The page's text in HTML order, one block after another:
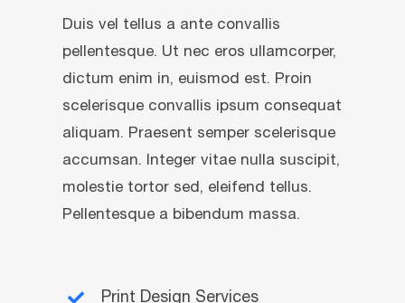
Duis vel tellus a ante convallis
pellentesque. Ut nec eros ullamcorper,
dictum enim in, euismod est. Proin
scelerisque convallis ipsum consequat
aliquam. Praesent semper scelerisque
accumsan. Integer vitae nulla suscipit,
molestie tortor sed, eleifend tellus.
Pellentesque a bibendum massa.
Print Design Services